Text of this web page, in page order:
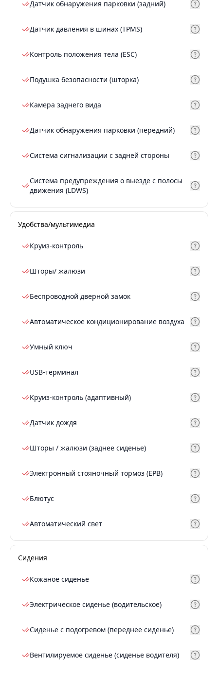
Датчик обнаружения парковки (задний)
Датчик давления в шинах (TPMS)
Контроль положения тела (ESC)
Подушка безопасности (шторка)
Камера заднего вида
Датчик обнаружения парковки (передний)
Система сигнализации с задней стороны
Система предупреждения о выезде с полосы
движения (LDWS)
Удобства/мультимедиа
Круиз-контроль
Шторы/ жалюзи
Беспроводной дверной замок
Автоматическое кондиционирование воздуха
Умный ключ
USB-терминал
Круиз-контроль (адаптивный)
Датчик дождя
Шторы / жалюзи (заднее сиденье)
Электронный стояночный тормоз (EPB)
Блютус
Автоматический свет
Сидения
Кожаное сиденье
Электрическое сиденье (водительское)
Сиденье с подогревом (переднее сиденье)
Вентилируемое сиденье (сиденье водителя)